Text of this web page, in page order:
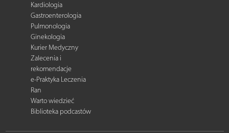
Kardiologia
Gastroenterologia
Pulmonologia
Ginekologia
Kurier Medyczny
Zalecenia i
rekomendacje
e-Praktyka Leczenia
Ran
Warto wiedzieć
Biblioteka podcastów